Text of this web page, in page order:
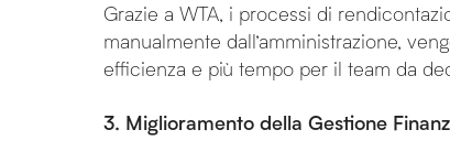
Grazie a WTA, i processi di
manualmente dall’amministrazione,
efficienza e più tempo per il team da
3. Miglioramento della Gestione